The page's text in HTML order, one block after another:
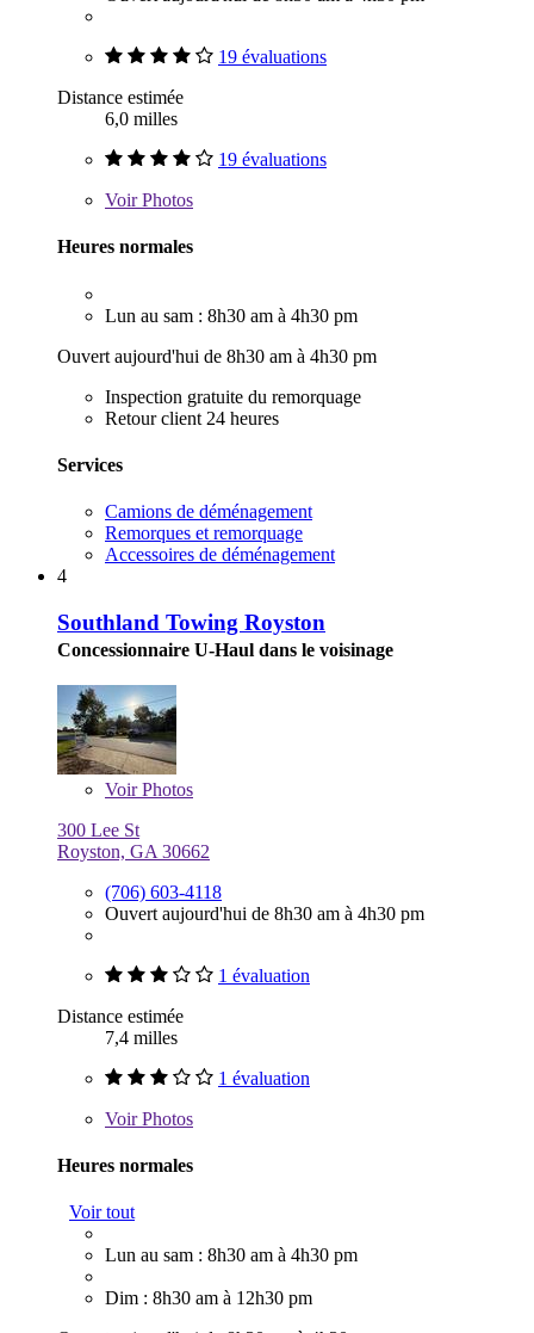
19 évaluations
Distance estimée
6,0 milles
19 évaluations
VoirPhotos
Heures normales
Lun au sam : 8h30 am à 4h30 pm
Ouvert aujourd'hui de 8h30 am à 4h30 pm
Inspection gratuite du remorquage
Retour client 24 heures
Services
Camions de déménagement
Remorques et remorquage
Accessoires de déménagement
4
Southland Towing Royston
Concessionnaire U-Haul dans le voisinage
VoirPhotos
300 Lee St
Royston, GA 30662
(706) 603-4118
Ouvert aujourd'hui de 8h30 am à 4h30 pm
1 évaluation
Distance estimée
7,4 milles
1 évaluation
VoirPhotos
Heures normales
Voir tout
Lun au sam : 8h30 am à 4h30 pm
Dim : 8h30 am à 12h30 pm